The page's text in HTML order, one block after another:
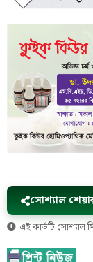
সোশ্যাল
এই কার্ডটি সোশ্যাল